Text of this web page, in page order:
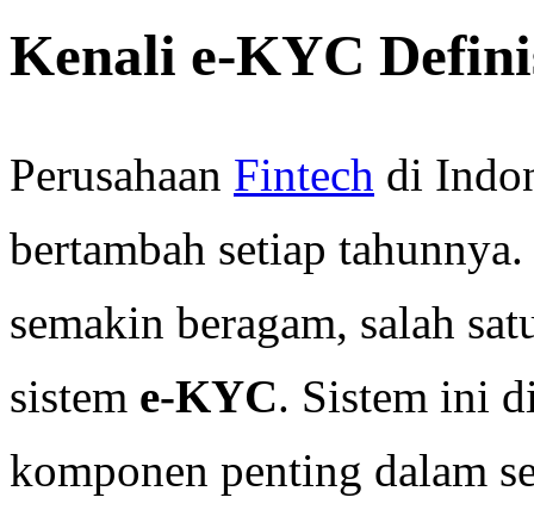
Kenali e-KYC
Perusahaan Fintech di
bertambah setiap
semakin beragam, salah
sistem e-KYC. Sistem ini
komponen penting dalam